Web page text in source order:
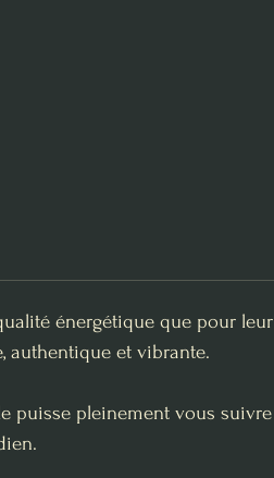
énergétique que pour leur
authentique et vibrante.
puisse pleinement vous suivre